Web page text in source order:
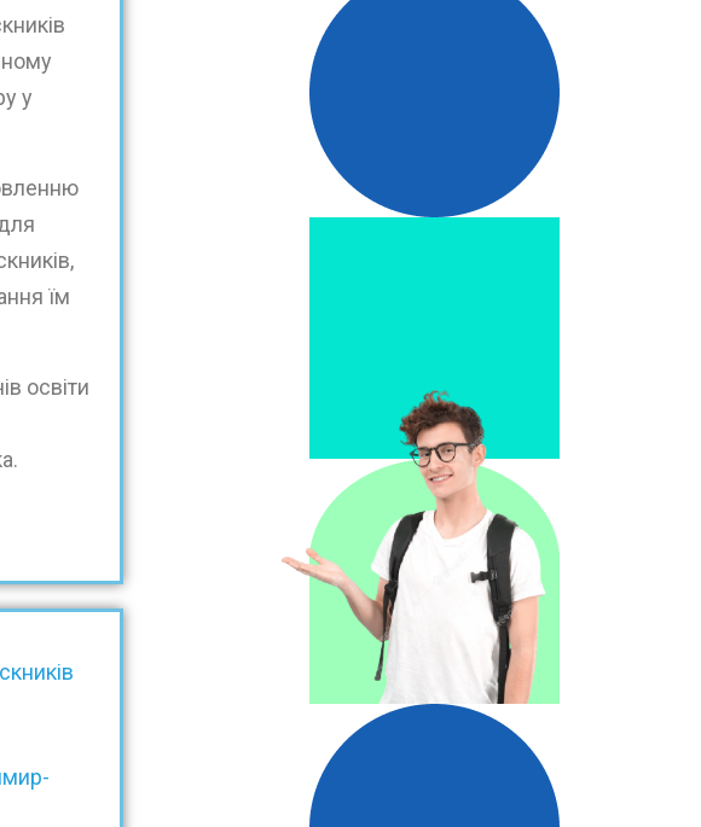
у
їм
освіти